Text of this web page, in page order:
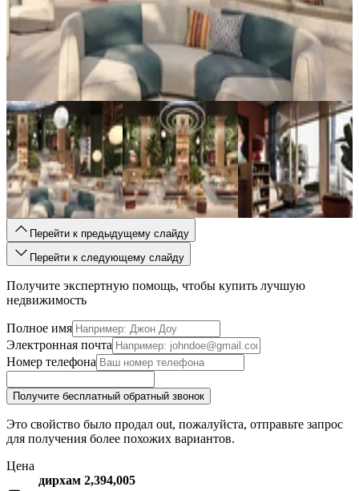
Перейти к предыдущему слайду
Перейти к следующему слайду
Получите экспертную помощь, чтобы купить лучшую
недвижимость
Полное имя
Электронная почта
Номер телефона
Получите бесплатный обратный звонок
Это свойство было продал out, пожалуйста, отправьте запрос
для получения более похожих вариантов.
Цена
дирхам 2,394,005